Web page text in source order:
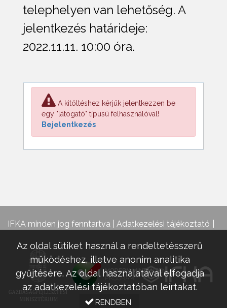
telephelyen van lehetőség. A
jelentkezés határideje:
2022.11.11. 10:00 óra.
A kitöltéshez kérjük jelentkezzen be
egy "látogató" típusú felhasználóval!
Bejelentkezés
IFKA minden jog fenntartva | Adatkezelési tájékoztató
Az oldal sütiket használ a rendeltetésszerű
működéshez, illetve anonim analitika
gyűjtésére. Az oldal használatával elfogadja
az adatkezelési tájékoztatóban leírtakat.
RENDBEN